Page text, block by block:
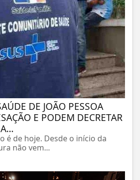
DE JOÃO PESSOA
E PODEM DECRETAR
é de hoje. Desde o início da
não vem...